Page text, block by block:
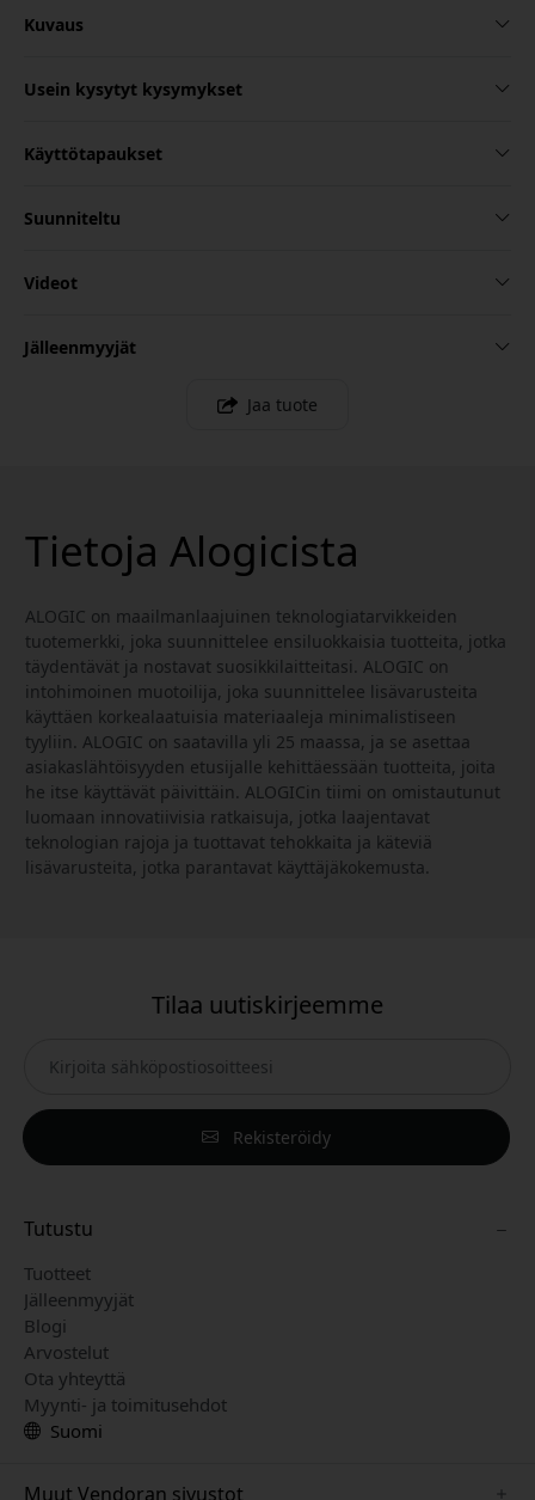
Kuvaus
Usein kysytyt kysymykset
Käyttötapaukset
Suunniteltu
Videot
Jälleenmyyjät
Jaa tuote
Tietoja Alogicista
ALOGIC on maailmanlaajuinen teknologiatarvikkeiden
tuotemerkki, joka suunnittelee ensiluokkaisia tuotteita, jotka
täydentävät ja nostavat suosikkilaitteitasi. ALOGIC on
intohimoinen muotoilija, joka suunnittelee lisävarusteita
käyttäen korkealaatuisia materiaaleja minimalistiseen
tyyliin. ALOGIC on saatavilla yli 25 maassa, ja se asettaa
asiakaslähtöisyyden etusijalle kehittäessään tuotteita, joita
he itse käyttävät päivittäin. ALOGICin tiimi on omistautunut
luomaan innovatiivisia ratkaisuja, jotka laajentavat
teknologian rajoja ja tuottavat tehokkaita ja käteviä
lisävarusteita, jotka parantavat käyttäjäkokemusta.
Tilaa uutiskirjeemme
Rekisteröidy
Tutustu
Tuotteet
Jälleenmyyjät
Blogi
Arvostelut
Ota yhteyttä
Myynti- ja toimitusehdot
Suomi
Muut Vendoran sivustot